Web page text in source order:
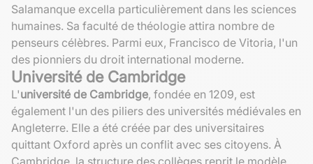
Salamanque excella particulièrement dans les sciences
humaines. Sa faculté de théologie attira nombre de
penseurs célèbres. Parmi eux, Francisco de Vitoria, l'un
des pionniers du droit international moderne.
Université de Cambridge
L'université de Cambridge, fondée en 1209, est
également l'un des piliers des universités médiévales en
Angleterre. Elle a été créée par des universitaires
quittant Oxford après un conflit avec ses citoyens. À
Cambridge, la structure des collèges reprit le modèle